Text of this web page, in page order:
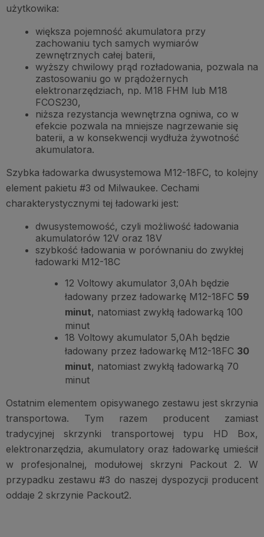
użytkowika:
większa pojemność akumulatora przy
zachowaniu tych samych wymiarów
zewnętrznych całej baterii,
wyższy chwilowy prąd rozładowania, pozwala na
zastosowaniu go w prądożernych
elektronarzędziach, np. M18 FHM lub M18
FCOS230,
niższa rezystancja wewnętrzna ogniwa, co w
efekcie pozwala na mniejsze nagrzewanie się
baterii, a w konsekwencji wydłuża żywotność
akumulatora.
Szybka ładowarka dwusystemowa M12-18FC, to kolejny
element pakietu #3 od Milwaukee. Cechami
charakterystycznymi tej ładowarki jest:
dwusystemowość, czyli możliwość ładowania
akumulatorów 12V oraz 18V
szybkość ładowania w porównaniu do zwykłej
ładowarki M12-18C
12 Voltowy akumulator 3,0Ah będzie
ładowany przez ładowarkę M12-18FC 59
minut, natomiast zwykłą ładowarką 100
minut
18 Voltowy akumulator 5,0Ah będzie
ładowany przez ładowarkę M12-18FC 30
minut, natomiast zwykłą ładowarką 70
minut
Ostatnim elementem opisywanego zestawu jest skrzynia
transportowa. Tym razem producent zamiast
tradycyjnej skrzynki transportowej typu HD Box,
elektronarzędzia, akumulatory oraz ładowarkę umieścił
w profesjonalnej, modułowej skrzyni Packout 2. W
przypadku zestawu #3 do naszej dyspozycji producent
oddaje 2 skrzynie Packout2.